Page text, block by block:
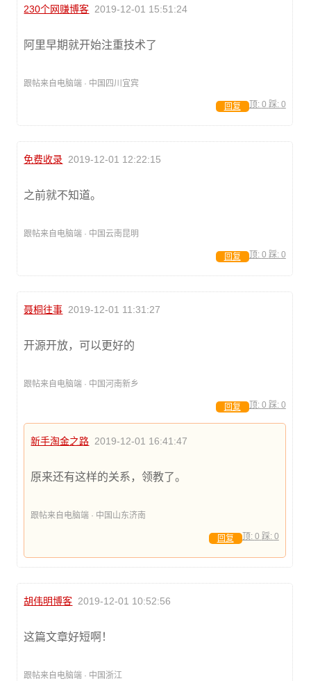
230个网赚博客 2019-12-01 15:51:24
阿里早期就开始注重技术了
跟帖来自电脑端 · 中国四川宜宾
顶: 0 踩: 0
回复
免费收录 2019-12-01 12:22:15
之前就不知道。
跟帖来自电脑端 · 中国云南昆明
顶: 0 踩: 0
回复
聂桐往事 2019-12-01 11:31:27
开源开放，可以更好的
跟帖来自电脑端 · 中国河南新乡
顶: 0 踩: 0
回复
新手淘金之路 2019-12-01 16:41:47
原来还有这样的关系，领教了。
跟帖来自电脑端 · 中国山东济南
顶: 0 踩: 0
回复
胡伟明博客 2019-12-01 10:52:56
这篇文章好短啊！
跟帖来自电脑端 · 中国浙江